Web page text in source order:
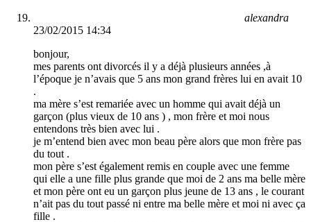
alexandra
23/02/2015 14:34
bonjour,
mes parents ont divorcés il y a déjà plusieurs années ,à
l’époque je n’avais que 5 ans mon grand frères lui en avait 10
.
ma mère s’est remariée avec un homme qui avait déjà un
garçon (plus vieux de 10 ans ) , mon frère et moi nous
entendons très bien avec lui .
je m’entend bien avec mon beau père alors que mon frère pas
du tout .
mon père s’est également remis en couple avec une femme
qui elle a une fille plus grande que moi de 2 ans ma belle mère
et mon père ont eu un garçon plus jeune de 13 ans , le courant
n’ait pas du tout passé ni entre ma belle mère et moi ni avec ça
fille .